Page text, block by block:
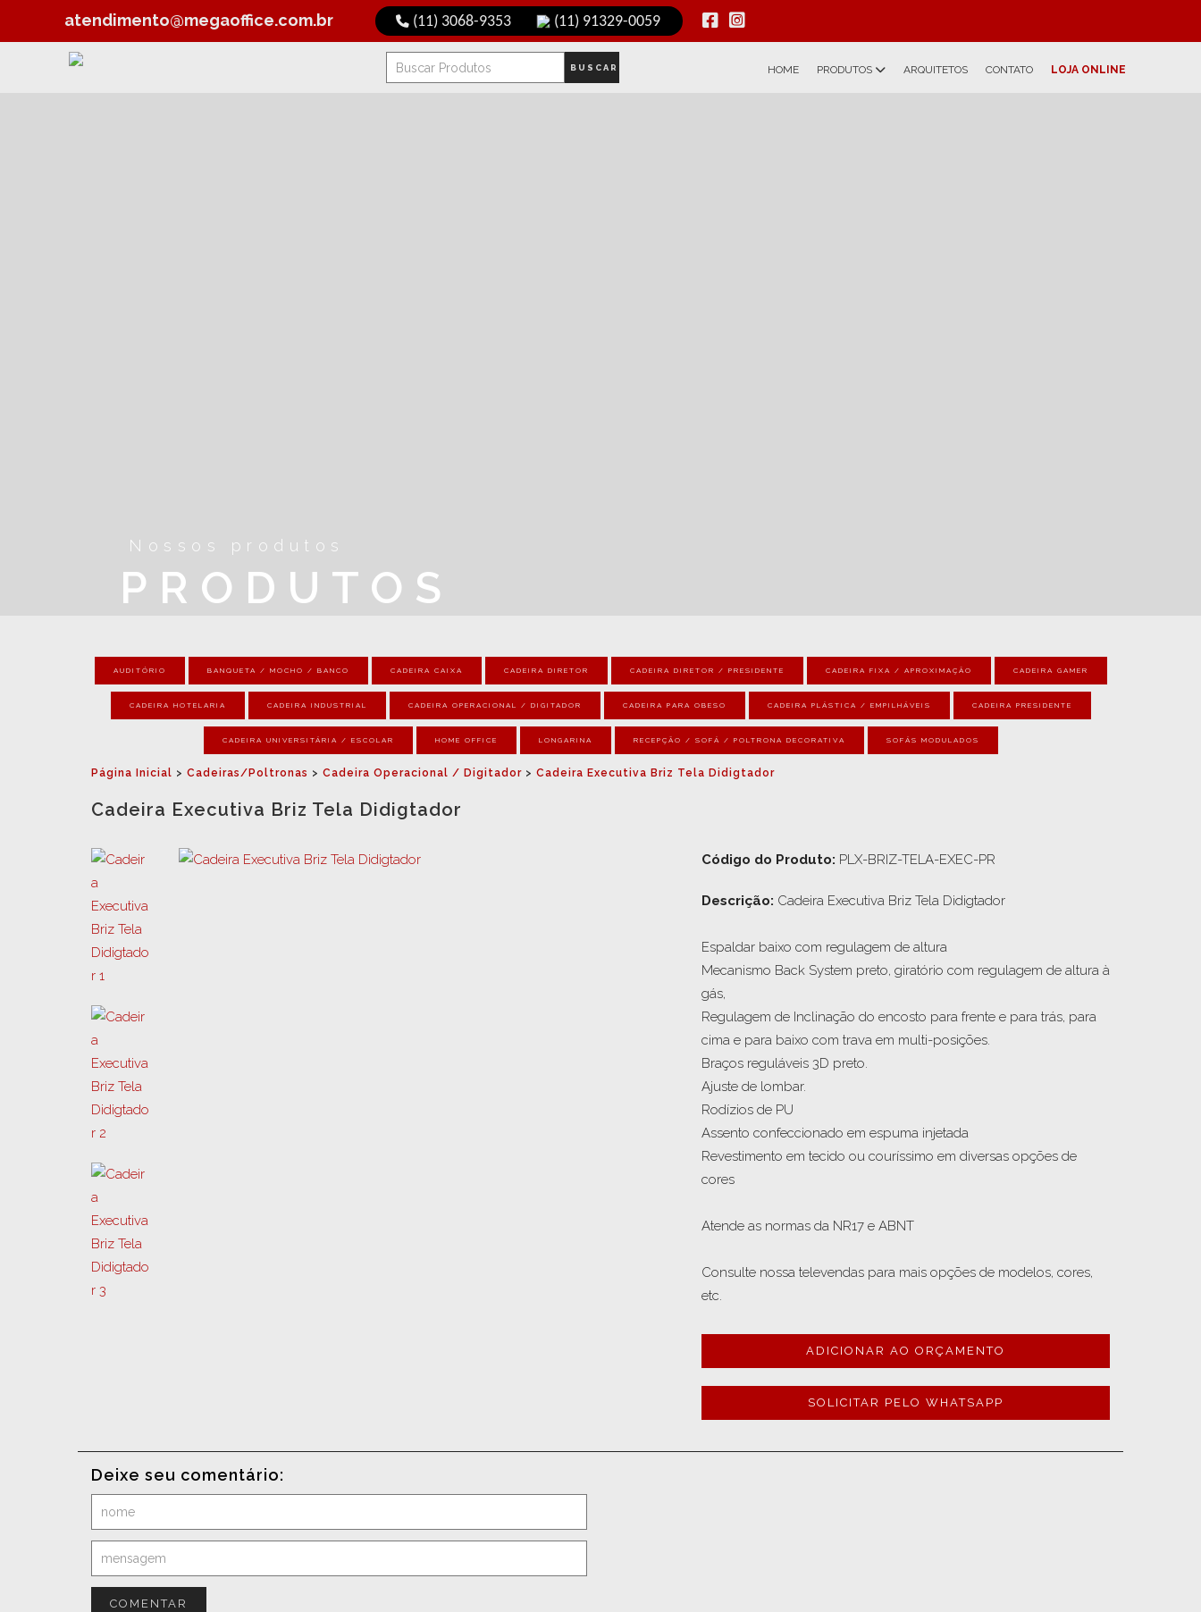
atendimento@megaoffice.com.br (11) 3068-9353 (11) 91329-0059
BUSCAR HOME PRODUTOS ARQUITETOS CONTATO LOJA ONLINE
Nossos produtos
PRODUTOS
AUDITÓRIO BANQUETA / MOCHO / BANCO CADEIRA CAIXA CADEIRA DIRETOR CADEIRA DIRETOR / PRESIDENTE CADEIRA FIXA / APROXIMAÇÃO CADEIRA GAMER
CADEIRA HOTELARIA CADEIRA INDUSTRIAL CADEIRA OPERACIONAL / DIGITADOR CADEIRA PARA OBESO CADEIRA PLÁSTICA / EMPILHÁVEIS CADEIRA PRESIDENTE
CADEIRA UNIVERSITÁRIA / ESCOLAR HOME OFFICE LONGARINA RECEPÇÃO / SOFÁ / POLTRONA DECORATIVA SOFÁS MODULADOS
Página Inicial > Cadeiras/Poltronas > Cadeira Operacional / Digitador > Cadeira Executiva Briz Tela Didigtador
Cadeira Executiva Briz Tela Didigtador
Código do Produto: PLX-BRIZ-TELA-EXEC-PR
Descrição: Cadeira Executiva Briz Tela Didigtador
Espaldar baixo com regulagem de altura
Mecanismo Back System preto, giratório com regulagem de altura à
gás,
Regulagem de Inclinação do encosto para frente e para trás, para
cima e para baixo com trava em multi-posições.
Braços reguláveis 3D preto.
Ajuste de lombar.
Rodízios de PU
Assento confeccionado em espuma injetada
Revestimento em tecido ou couríssimo em diversas opções de
cores
Atende as normas da NR17 e ABNT
Consulte nossa televendas para mais opções de modelos, cores,
ADICIONAR AO ORÇAMENTO
SOLICITAR PELO WHATSAPP
Deixe seu comentário:
COMENTAR